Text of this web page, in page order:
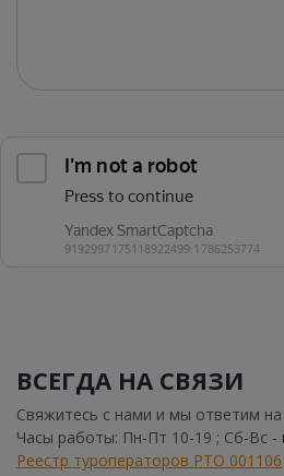
ВСЕГДА НА СВЯЗИ
Свяжитесь с нами и мы ответим
Часы работы: Пн-Пт 10-19 ; Сб-Вс -
Реестр туроператоров РТО 001106